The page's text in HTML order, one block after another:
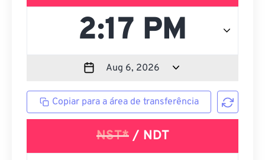
Copiar para a área de transferência
NST*/ NDT